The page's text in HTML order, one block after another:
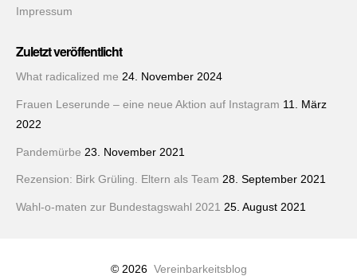
Impressum
Zuletzt veröffentlicht
What radicalized me 24. November 2024
Frauen Leserunde – eine neue Aktion auf Instagram 11. März
2022
Pandemürbe 23. November 2021
Rezension: Birk Grüling. Eltern als Team 28. September 2021
Wahl-o-maten zur Bundestagswahl 2021 25. August 2021
© 2026 Vereinbarkeitsblog